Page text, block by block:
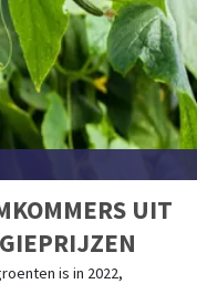
UIT
is in 2022,